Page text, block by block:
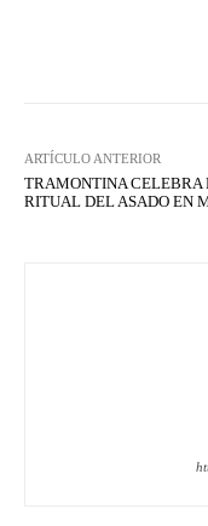
ARTÍCULO ANTERIOR
TRAMONTINA CELEBRA
RITUAL DEL ASADO EN